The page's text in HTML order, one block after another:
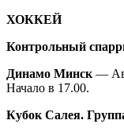
ХОККЕЙ
Контрольный
Динамо Минск —
Начало в 17.00.
Кубок Салея.